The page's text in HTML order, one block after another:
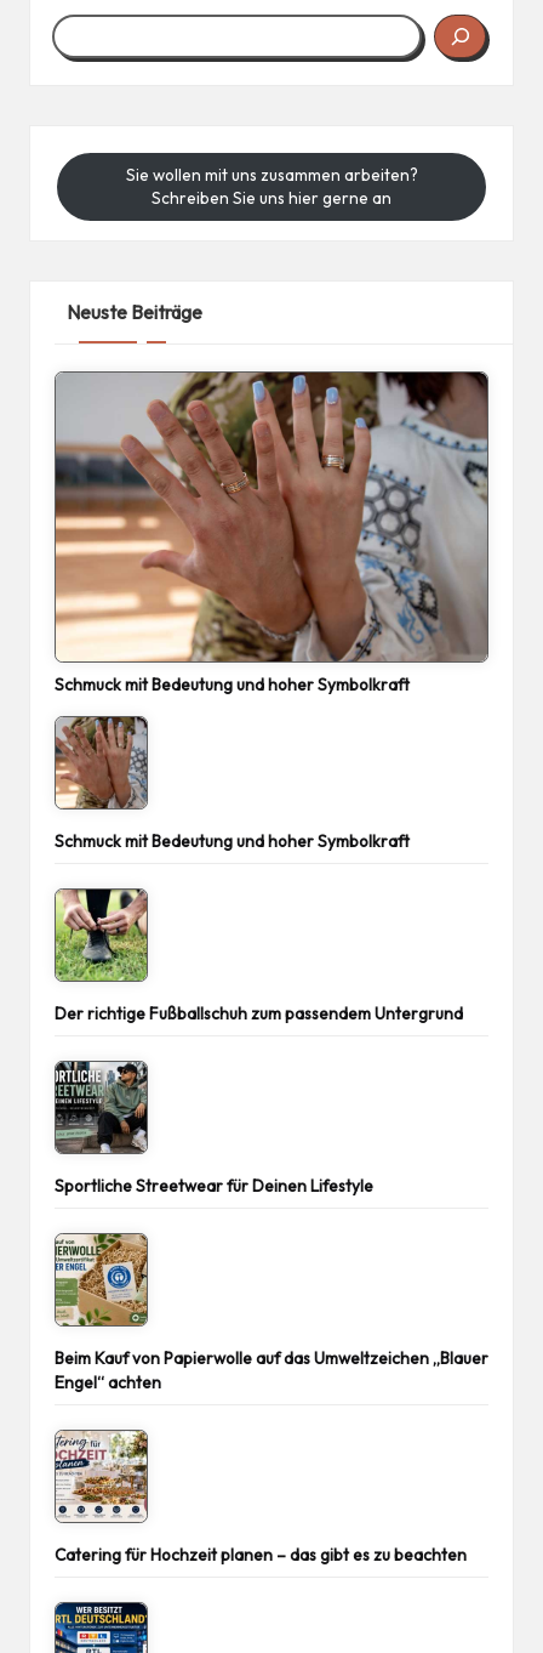
Sie wollen mit uns zusammen arbeiten?
Schreiben Sie uns hier gerne an
Neuste Beiträge
Schmuck mit Bedeutung und hoher Symbolkraft
Schmuck mit Bedeutung und hoher Symbolkraft
Der richtige Fußballschuh zum passendem Untergrund
Sportliche Streetwear für Deinen Lifestyle
Beim Kauf von Papierwolle auf das Umweltzeichen „Blauer
Engel“ achten
Catering für Hochzeit planen – das gibt es zu beachten